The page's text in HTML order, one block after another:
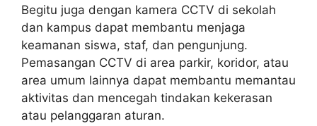
Begitu juga dengan kamera CCTV di sekolah
dan kampus dapat membantu menjaga
keamanan siswa, staf, dan pengunjung.
Pemasangan CCTV di area parkir, koridor, atau
area umum lainnya dapat membantu memantau
aktivitas dan mencegah tindakan kekerasan
atau pelanggaran aturan.